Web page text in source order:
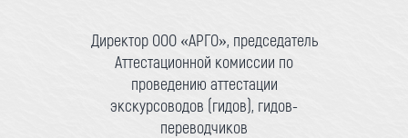
Директор ООО «АРГО», председатель
Аттестационной комиссии по
проведению аттестации
экскурсоводов (гидов), гидов-
переводчиков